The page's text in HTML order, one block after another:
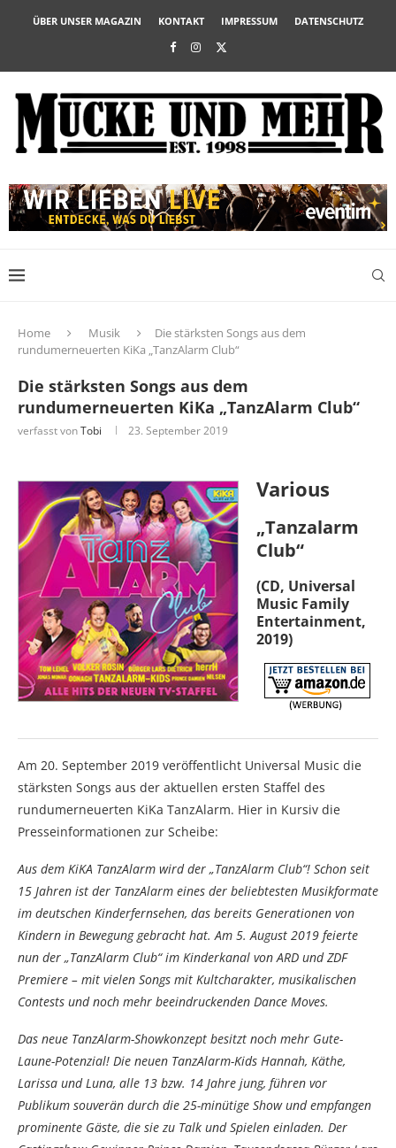
ÜBER UNSER MAGAZIN KONTAKT IMPRESSUM DATENSCHUTZ
Home Musik
Die stärksten Songs aus dem
rundumerneuerten KiKa „TanzAlarm Club“
Die stärksten Songs aus dem
rundumerneuerten KiKa „TanzAlarm Club“
verfasst vonTobi 23. September 2019
Various
„Tanzalarm
Club“
(CD, Universal
Music Family
Entertainment,
2019)
Am 20. September 2019 veröffentlicht Universal Music die
stärksten Songs aus der aktuellen ersten Staffel des
rundumerneuerten KiKa TanzAlarm. Hier in Kursiv die
Presseinformationen zur Scheibe:
Aus dem KiKA TanzAlarm wird der „TanzAlarm Club“! Schon seit
15 Jahren ist der TanzAlarm eines der beliebtesten Musikformate
im deutschen Kinderfernsehen, das bereits Generationen von
Kindern in Bewegung gebracht hat. Am 5. August 2019 feierte
nun der „TanzAlarm Club“ im Kinderkanal von ARD und ZDF
Premiere – mit vielen Songs mit Kultcharakter, musikalischen
Contests und noch mehr beeindruckenden Dance Moves.
Das neue TanzAlarm-Showkonzept besitzt noch mehr Gute-
Laune-Potenzial! Die neuen TanzAlarm-Kids Hannah, Käthe,
Larissa und Luna, alle 13 bzw. 14 Jahre jung, führen vor
Publikum souverän durch die 25-minütige Show und empfangen
prominente Gäste, die sie zu Talk und Spielen einladen. Der